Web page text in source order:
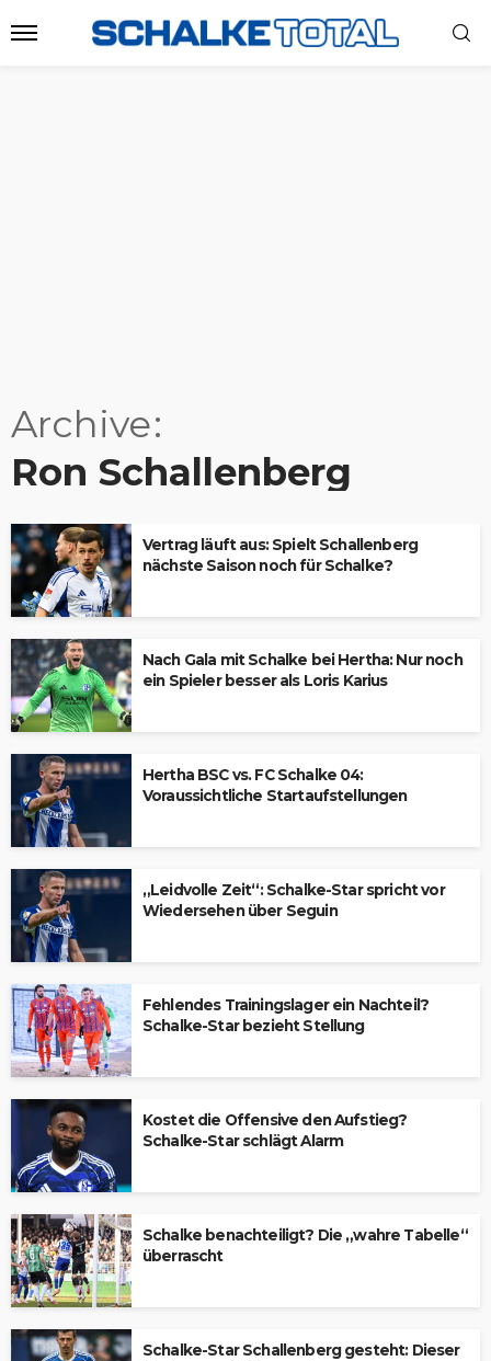
Archive
Ron Schallenberg
Vertrag läuft aus: Spielt Schallenberg
nächste Saison noch für Schalke?
Nach Gala mit Schalke bei Hertha: Nur noch
ein Spieler besser als Loris Karius
Hertha BSC vs. FC Schalke 04:
Voraussichtliche Startaufstellungen
„Leidvolle Zeit“: Schalke-Star spricht vor
Wiedersehen über Seguin
Fehlendes Trainingslager ein Nachteil?
Schalke-Star bezieht Stellung
Kostet die Offensive den Aufstieg?
Schalke-Star schlägt Alarm
Schalke benachteiligt? Die „wahre Tabelle“
überrascht
Schalke-Star Schallenberg gesteht: Dieser